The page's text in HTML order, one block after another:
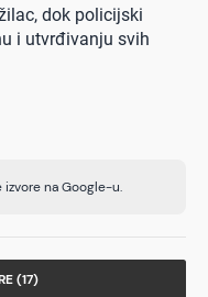
dok policijski
i utvrđivanju svih
na Google-u.
(17)